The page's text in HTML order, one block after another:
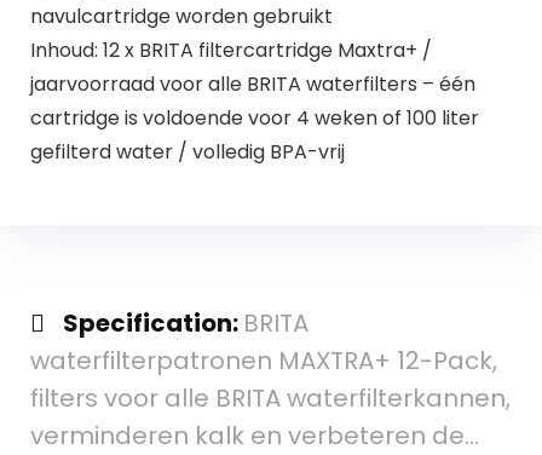
navulcartridge worden gebruikt
Inhoud: 12 x BRITA filtercartridge Maxtra+ /
jaarvoorraad voor alle BRITA waterfilters – één
cartridge is voldoende voor 4 weken of 100 liter
gefilterd water / volledig BPA-vrij
Specification: BRITA
waterfilterpatronen MAXTRA+ 12-Pack,
filters voor alle BRITA waterfilterkannen,
verminderen kalk en verbeteren de…